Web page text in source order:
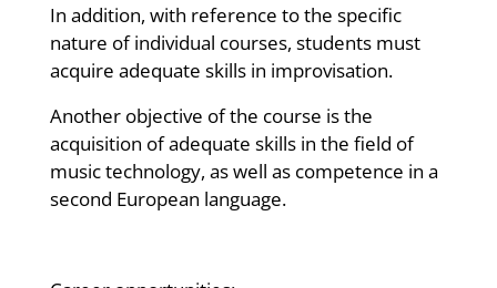
In addition, with reference to the specific
nature of individual courses, students must
acquire adequate skills in improvisation.
Another objective of the course is the
acquisition of adequate skills in the field of
music technology, as well as competence in a
second European language.